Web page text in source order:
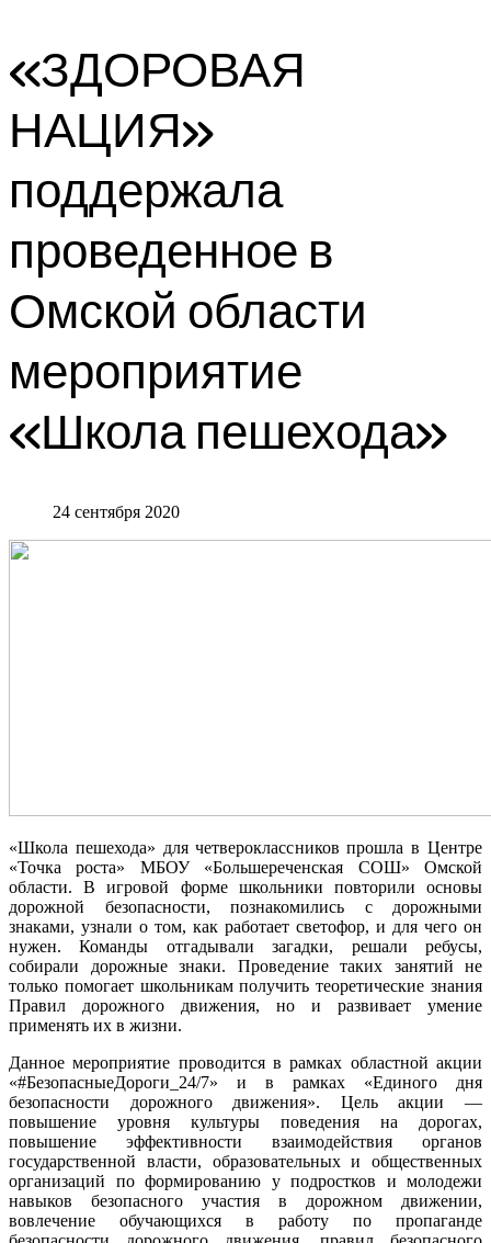
«ЗДОРОВАЯ
НАЦИЯ»
поддержала
проведенное в
Омской области
мероприятие
«Школа пешехода»
24 сентября 2020
«Школа пешехода» для четвероклассников прошла в Центре
«Точка роста» МБОУ «Большереченская СОШ» Омской
области. В игровой форме школьники повторили основы
дорожной безопасности, познакомились с дорожными
знаками, узнали о том, как работает светофор, и для чего он
нужен. Команды отгадывали загадки, решали ребусы,
собирали дорожные знаки. Проведение таких занятий не
только помогает школьникам получить теоретические знания
Правил дорожного движения, но и развивает умение
применять их в жизни.
Данное мероприятие проводится в рамках областной акции
«#БезопасныеДороги_24/7» и в рамках «Единого дня
безопасности дорожного движения». Цель акции —
повышение уровня культуры поведения на дорогах,
повышение эффективности взаимодействия органов
государственной власти, образовательных и общественных
организаций по формированию у подростков и молодежи
навыков безопасного участия в дорожном движении,
вовлечение обучающихся в работу по пропаганде